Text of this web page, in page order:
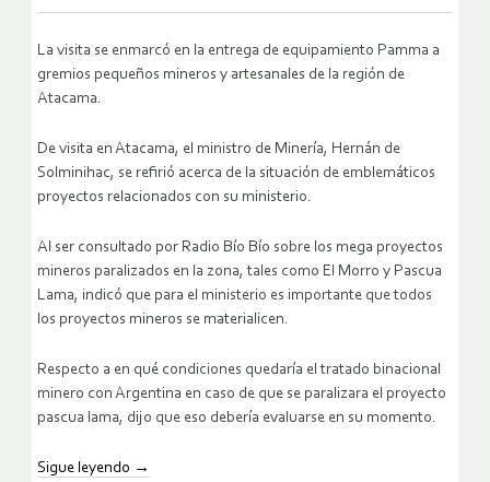
La visita se enmarcó en la entrega de equipamiento Pamma a
gremios pequeños mineros y artesanales de la región de
Atacama.
De visita en Atacama, el ministro de Minería, Hernán de
Solminihac, se refirió acerca de la situación de emblemáticos
proyectos relacionados con su ministerio.
Al ser consultado por Radio Bío Bío sobre los mega proyectos
mineros paralizados en la zona, tales como El Morro y Pascua
Lama, indicó que para el ministerio es importante que todos
los proyectos mineros se materialicen.
Respecto a en qué condiciones quedaría el tratado binacional
minero con Argentina en caso de que se paralizara el proyecto
pascua lama, dijo que eso debería evaluarse en su momento.
Sigue leyendo →